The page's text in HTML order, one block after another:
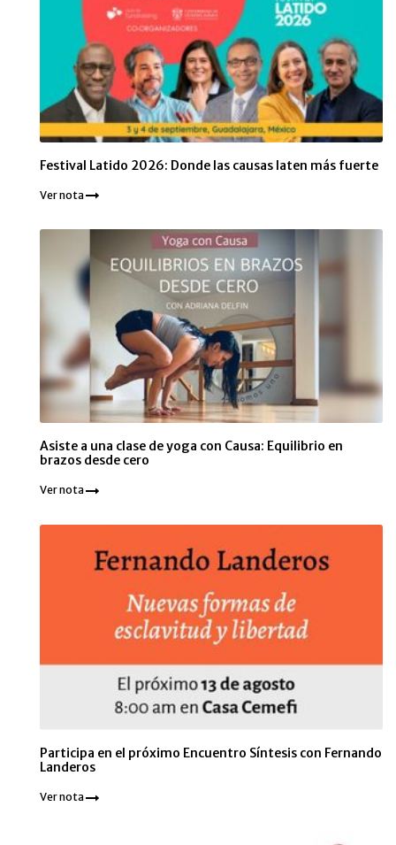
Festival Latido 2026: Donde las causas laten más fuerte
Ver nota
Asiste a una clase de yoga con Causa: Equilibrio en
brazos desde cero
Ver nota
Participa en el próximo Encuentro Síntesis con Fernando
Landeros
Ver nota